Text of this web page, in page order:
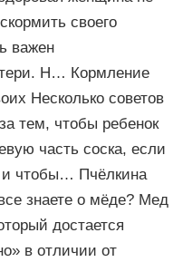
своего
важен
Н… Кормление
Несколько советов
тем, чтобы ребенок
часть соска, если
и чтобы… Пчёлкина
знаете о мёде? Мед
достается
в отличии от